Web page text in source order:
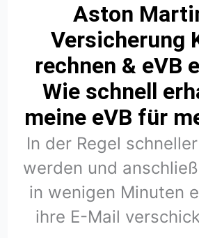
Aston
Versicherung
rechnen & eVB
Wie schnell
meine eVB für
In der Regel
werden und
in wenigen Minuten
ihre E-Mail